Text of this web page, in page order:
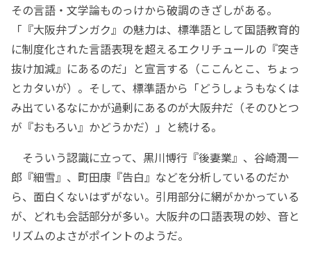
その言語・文学論ものっけから破調のきざしがある。
「『大阪弁ブンガク』の魅力は、標準語として国語教育的
に制度化された言語表現を超えるエクリチュールの『突き
抜け加減』にあるのだ」と宣言する（ここんとこ、ちょっ
とカタいが）。そして、標準語から「どうしょうもなくは
み出ているなにかが過剰にあるのが大阪弁だ（そのひとつ
が『おもろい』かどうかだ）」と続ける。
そういう認識に立って、黒川博行『後妻業』、谷崎潤一
郎『細雪』、町田康『告白』などを分析しているのだか
ら、面白くないはずがない。引用部分に網がかかっている
が、どれも会話部分が多い。大阪弁の口語表現の妙、音と
リズムのよさがポイントのようだ。